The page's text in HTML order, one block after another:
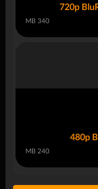
720p
340 MB
480p
240 MB